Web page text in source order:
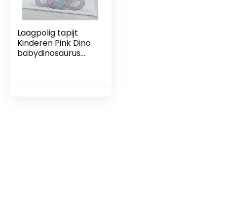
Laagpolig tapijt
Kinderen Pink Dino
babydinosaurus